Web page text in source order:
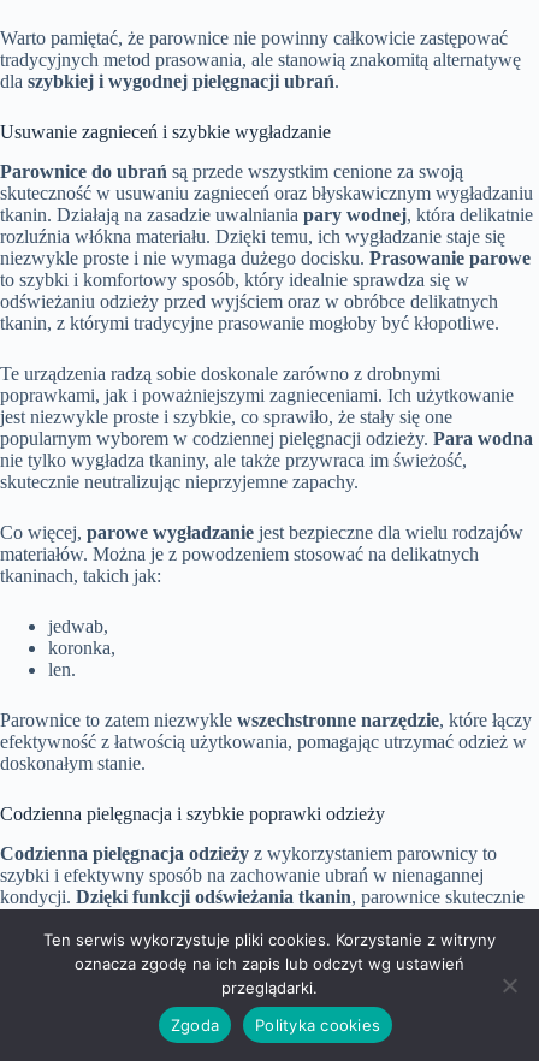
Warto pamiętać, że parownice nie powinny całkowicie zastępować
tradycyjnych metod prasowania, ale stanowią znakomitą alternatywę
dla szybkiej i wygodnej pielęgnacji ubrań.
Usuwanie zagnieceń i szybkie wygładzanie
Parownice do ubrań są przede wszystkim cenione za swoją
skuteczność w usuwaniu zagnieceń oraz błyskawicznym wygładzaniu
tkanin. Działają na zasadzie uwalniania pary wodnej, która delikatnie
rozluźnia włókna materiału. Dzięki temu, ich wygładzanie staje się
niezwykle proste i nie wymaga dużego docisku. Prasowanie parowe
to szybki i komfortowy sposób, który idealnie sprawdza się w
odświeżaniu odzieży przed wyjściem oraz w obróbce delikatnych
tkanin, z którymi tradycyjne prasowanie mogłoby być kłopotliwe.
Te urządzenia radzą sobie doskonale zarówno z drobnymi
poprawkami, jak i poważniejszymi zagnieceniami. Ich użytkowanie
jest niezwykle proste i szybkie, co sprawiło, że stały się one
popularnym wyborem w codziennej pielęgnacji odzieży. Para wodna
nie tylko wygładza tkaniny, ale także przywraca im świeżość,
skutecznie neutralizując nieprzyjemne zapachy.
Co więcej, parowe wygładzanie jest bezpieczne dla wielu rodzajów
materiałów. Można je z powodzeniem stosować na delikatnych
tkaninach, takich jak:
jedwab,
koronka,
len.
Parownice to zatem niezwykle wszechstronne narzędzie, które łączy
efektywność z łatwością użytkowania, pomagając utrzymać odzież w
doskonałym stanie.
Codzienna pielęgnacja i szybkie poprawki odzieży
Codzienna pielęgnacja odzieży z wykorzystaniem parownicy to
szybki i efektywny sposób na zachowanie ubrań w nienagannej
kondycji. Dzięki funkcji odświeżania tkanin, parownice skutecznie
ubrania prezentują się świeżo i estetycznie.
Te urządzenia doskonale dezynfekują odzież, eliminując bakterie i
alergeny, co znacząco podnosi ogólną higienę noszonych materiałów.
Szybkie nagrzewanie parownicypozwala na jej sprawne
Ten serwis wykorzystuje pliki cookies. Korzystanie z witryny
oznacza zgodę na ich zapis lub odczyt wg ustawień
przeglądarki.
Zgoda
Polityka cookies